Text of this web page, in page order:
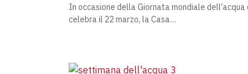
In occasione della Giornata mondiale dell’acqua
celebra il 22 marzo, la Casa…